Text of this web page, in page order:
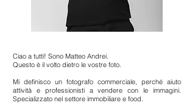
Ciao a tutti! Sono Matteo Andrei.
Questo è il volto dietro le vostre foto.
Mi definisco un fotografo commerciale, perché aiuto
attività e professionisti a vendere con le immagini.
Specializzato nel settore immobiliare e food.